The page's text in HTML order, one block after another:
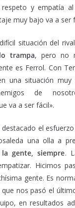
y empatía
muy bajo va a ser
situación del
trampa, pero no
es Ferrol. Con
una situación muy
de
va a ser fácil».
el
una olla a
gente, siempre.
Hicimos
gente. Es
nos pasó el
en resultados